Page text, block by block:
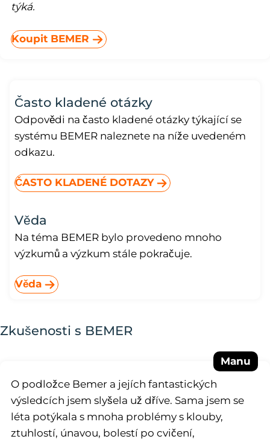
týká.
Koupit BEMER
Často kladené otázky
Odpovědi na často kladené otázky týkající se
systému BEMER naleznete na níže uvedeném
odkazu.
ČASTO KLADENÉ DOTAZY
Věda
Na téma BEMER bylo provedeno mnoho
výzkumů a výzkum stále pokračuje.
Věda
Zkušenosti s BEMER
Manu
O podložce Bemer a jejích fantastických
výsledcích jsem slyšela už dříve. Sama jsem se
léta potýkala s mnoha problémy s klouby,
ztuhlostí, únavou, bolestí po cvičení,